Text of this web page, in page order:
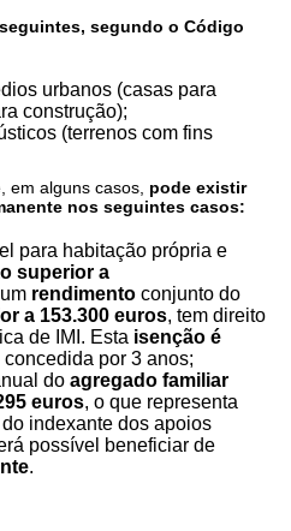
segundo o Código
urbanos (casas para
construção);
(terrenos com fins
em alguns casos, pode existir
nos seguintes casos:
para habitação própria e
superior a
rendimento conjunto do
a 153.300 euros, tem direito
de IMI. Esta isenção é
concedida por 3 anos;
do agregado familiar
euros, o que representa
indexante dos apoios
possível beneficiar de
.